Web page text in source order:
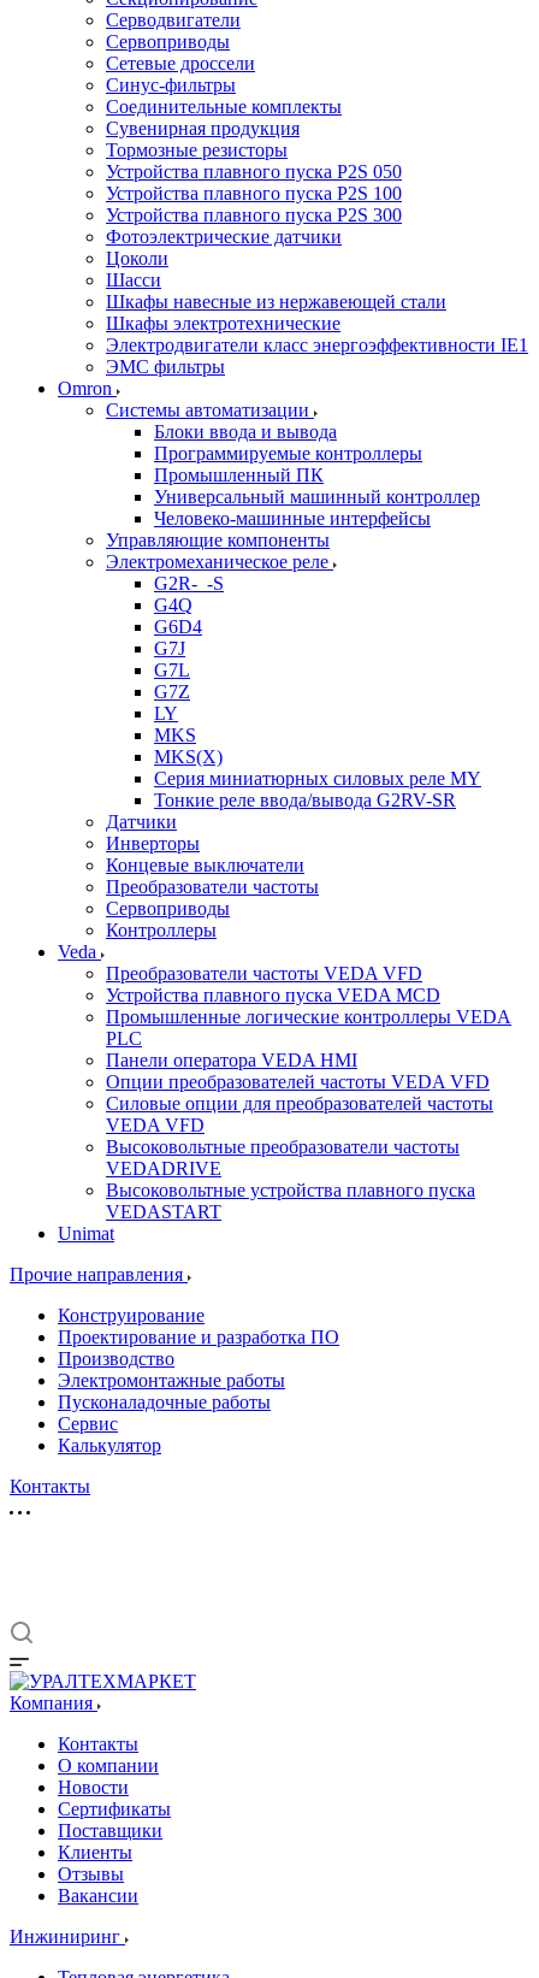
Серводвигатели
Сервоприводы
Сетевые дроссели
Синус-фильтры
Соединительные комплекты
Сувенирная продукция
Тормозные резисторы
Устройства плавного пуска P2S 050
Устройства плавного пуска P2S 100
Устройства плавного пуска P2S 300
Фотоэлектрические датчики
Цоколи
Шасси
Шкафы навесные из нержавеющей стали
Шкафы электротехнические
Электродвигатели класс энергоэффективности IE1
ЭМС фильтры
Omron
Системы автоматизации
Блоки ввода и вывода
Программируемые контроллеры
Промышленный ПК
Универсальный машинный контроллер
Человеко-машинные интерфейсы
Управляющие компоненты
Электромеханическое реле
G2R-_-S
G4Q
G6D4
G7J
G7L
G7Z
LY
MKS
MKS(X)
Серия миниатюрных силовых реле MY
Тонкие реле ввода/вывода G2RV-SR
Датчики
Инверторы
Концевые выключатели
Преобразователи частоты
Сервоприводы
Контроллеры
Veda
Преобразователи частоты VEDA VFD
Устройства плавного пуска VEDA MCD
Промышленные логические контроллеры VEDA
PLC
Панели оператора VEDA HMI
Опции преобразователей частоты VEDA VFD
Силовые опции для преобразователей частоты
VEDA VFD
Высоковольтные преобразователи частоты
VEDADRIVE
Высоковольтные устройства плавного пуска
VEDASTART
Unimat
Прочие направления
Конструирование
Проектирование и разработка ПО
Производство
Электромонтажные работы
Пусконаладочные работы
Сервис
Калькулятор
Контакты
Компания
Контакты
О компании
Новости
Сертификаты
Поставщики
Клиенты
Отзывы
Вакансии
Инжиниринг